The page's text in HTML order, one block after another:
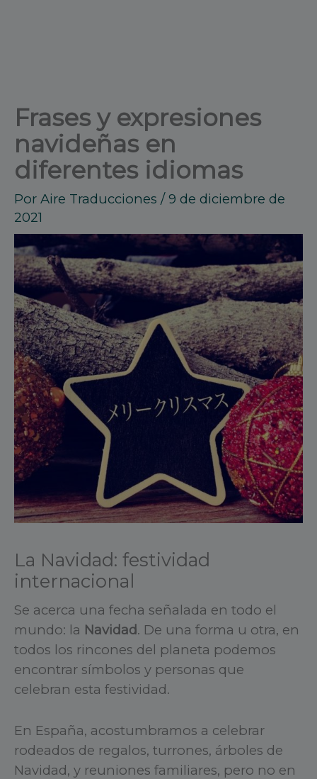
Frases y expresiones
navideñas en
diferentes idiomas
Por Aire Traducciones /9 de diciembre de
2021
La Navidad: festividad
internacional
Se acerca una fecha señalada en todo el
mundo: la Navidad. De una forma u otra, en
todos los rincones del planeta podemos
encontrar símbolos y personas que
celebran esta festividad.
En España, acostumbramos a celebrar
rodeados de regalos, turrones, árboles de
Navidad, y reuniones familiares, pero no en